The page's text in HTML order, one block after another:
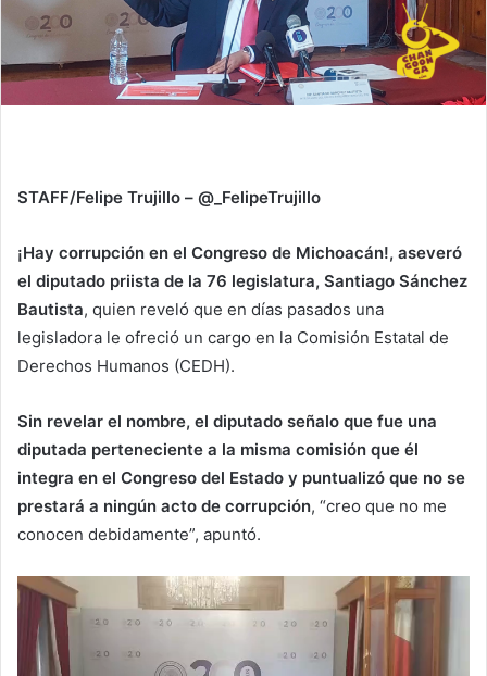
STAFF/Felipe Trujillo – @_FelipeTrujillo
¡Hay corrupción en el Congreso de Michoacán!, aseveró
el diputado priista de la 76 legislatura, Santiago Sánchez
Bautista, quien reveló que en días pasados una
legisladora le ofreció un cargo en la Comisión Estatal de
Derechos Humanos (CEDH).
Sin revelar el nombre, el diputado señalo que fue una
diputada perteneciente a la misma comisión que él
integra en el Congreso del Estado y puntualizó que no se
prestará a ningún acto de corrupción, “creo que no me
conocen debidamente”, apuntó.